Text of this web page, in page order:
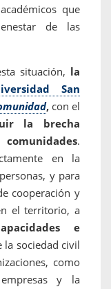
que
de las
situación, la
San
,con el
la brecha
.
en la
y para
cooperación y
el territorio, a
e
la sociedad civil
como
y la